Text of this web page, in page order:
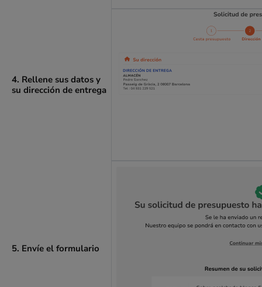
4. Rellene sus datos y
su dirección de entrega
5. Envíe el formulario